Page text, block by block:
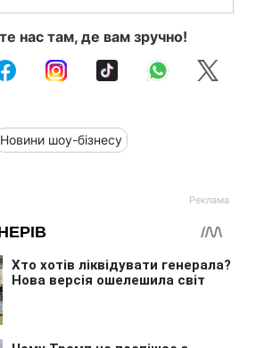
нас там, де вам зручно!
Новини шоу-бізнесу